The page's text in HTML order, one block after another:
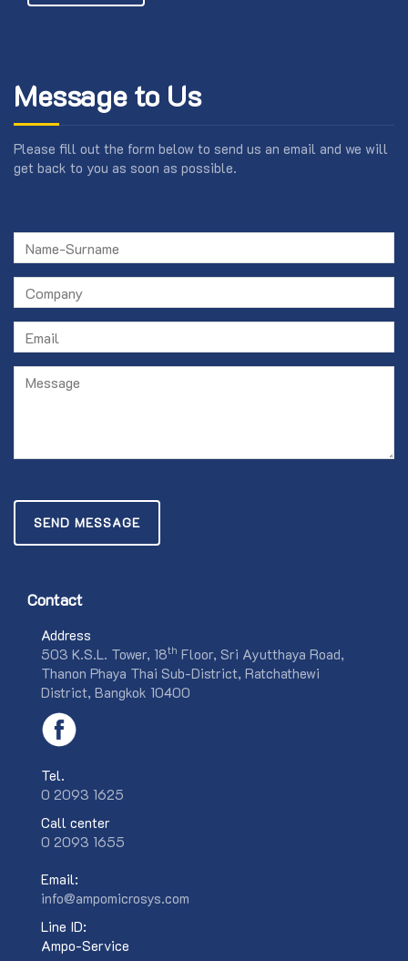
Message to Us
Please fill out the form below to send us an email and we will
get back to you as soon as possible.
SEND MESSAGE
Contact
Address
503 K.S.L. Tower, 18th Floor, Sri Ayutthaya Road,
Thanon Phaya Thai Sub-District, Ratchathewi
District, Bangkok 10400
Tel.
0 2093 1625
Call center
0 2093 1655
Email:
info@ampomicrosys.com
Line ID:
Ampo-Service